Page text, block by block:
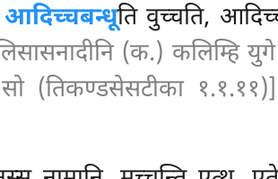
आदिच्चबन्धूति वुच्चति,
(क.) कलिम्हि
(तिकण्डसेसटीका १.१.११)]